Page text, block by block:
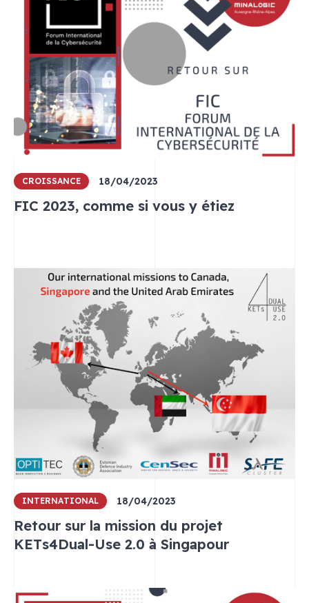
CROISSANCE 18/04/2023
FIC 2023, comme si vous y étiez
INTERNATIONAL 18/04/2023
Retour sur la mission du projet
KETs4Dual-Use 2.0 à Singapour